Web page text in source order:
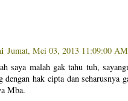
Jumat, Mei 03, 2013 11:09:00 AM
saya malah gak tahu tuh,
dengan hak cipta dan seharusnya
Mba.